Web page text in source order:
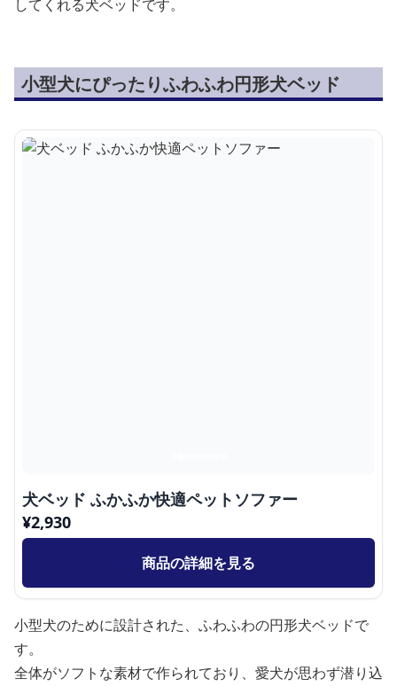
してくれる犬ベッドです。
小型犬にぴったりふわふわ円形犬ベッド
犬ベッド ふかふか快適ペットソファー
¥2,930
商品の詳細を見る
小型犬のために設計された、ふわふわの円形犬ベッドで
す。
全体がソフトな素材で作られており、愛犬が思わず潜り込